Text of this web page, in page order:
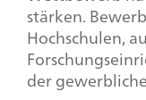
stärken.
Hochschulen,
der